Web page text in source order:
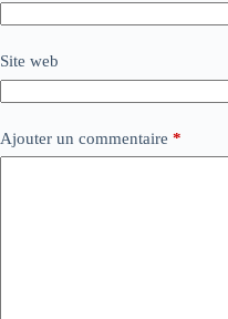
Site web
Ajouter un commentaire *